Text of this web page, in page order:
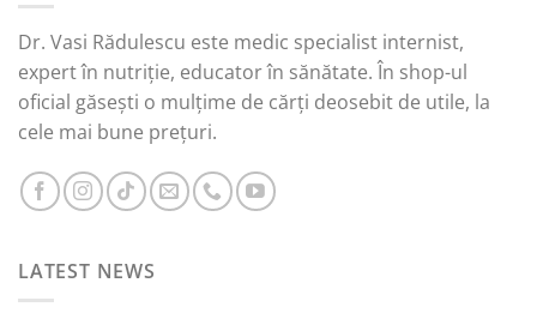
Dr. Vasi Rădulescu este medic specialist internist,
expert în nutriție, educator în sănătate. În shop-ul
oficial găsești o mulțime de cărți deosebit de utile, la
cele mai bune prețuri.
LATEST NEWS